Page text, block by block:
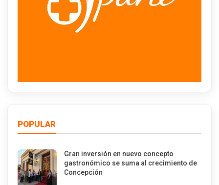
POPULAR
Gran inversión en nuevo concepto
gastronómico se suma al crecimiento de
Concepción